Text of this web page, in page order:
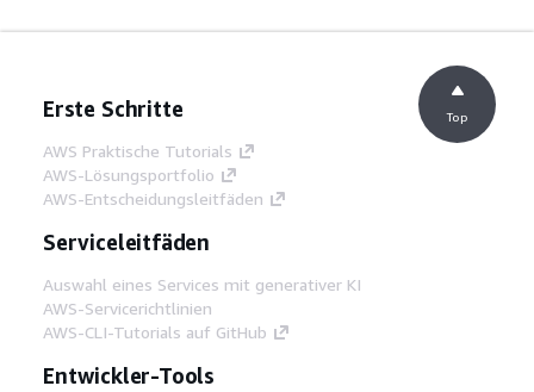
Erste Schritte
AWS Praktische Tutorials
AWS-Lösungsportfolio
AWS-Entscheidungsleitfäden
Serviceleitfäden
Auswahl eines Services mit generativer KI
AWS-Servicerichtlinien
AWS-CLI-Tutorials auf GitHub
Entwickler-Tools
Top